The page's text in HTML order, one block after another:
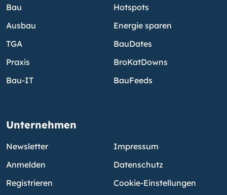
Bau
Ausbau
TGA
Praxis
Bau-IT
Hotspots
Energie sparen
BauDates
BroKatDowns
BauFeeds
Unternehmen
Newsletter
Anmelden
Registrieren
Impressum
Datenschutz
Cookie-Einstellungen